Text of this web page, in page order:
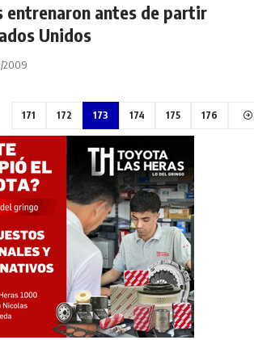
entrenaron antes de partir
Unidos
2009
171 172 173 174 175 176